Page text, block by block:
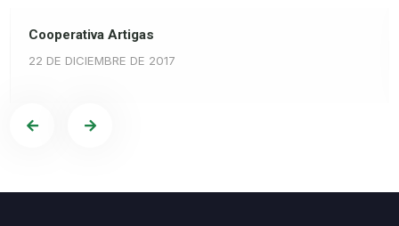
Cooperativa Artigas
22 DE DICIEMBRE DE 2017